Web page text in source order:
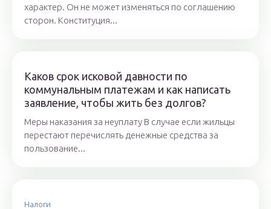
характер. Он не может изменяться по соглашению
сторон. Конституция...
Каков срок исковой давности по
коммунальным платежам и как написать
заявление, чтобы жить без долгов?
Меры наказания за неуплату В случае если жильцы
перестают перечислять денежные средства за
пользование...
Налоги